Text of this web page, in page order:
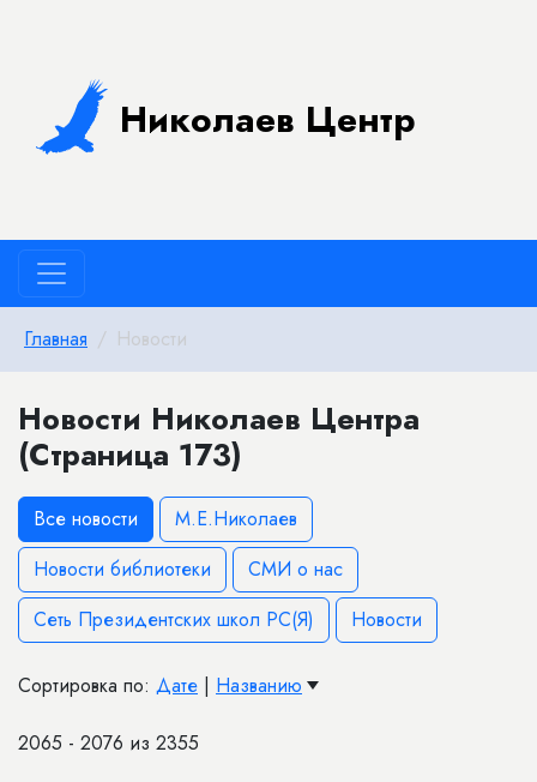
Николаев Центр
Главная Новости
Новости Николаев Центра
(Страница 173)
Все новости
М.Е.Николаев
Новости библиотеки
СМИ о нас
Сеть Президентских школ РС(Я)
Новости
Сортировка по: Дате | Названию
2065 - 2076 из 2355